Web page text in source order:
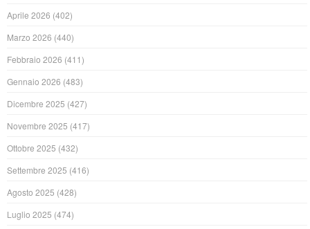
Aprile 2026 (402)
Marzo 2026 (440)
Febbraio 2026 (411)
Gennaio 2026 (483)
Dicembre 2025 (427)
Novembre 2025 (417)
Ottobre 2025 (432)
Settembre 2025 (416)
Agosto 2025 (428)
Luglio 2025 (474)